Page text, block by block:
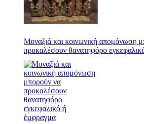
Μοναξιά και κοινωνική απομόνωση
προκαλέσουν θανατηφόρο